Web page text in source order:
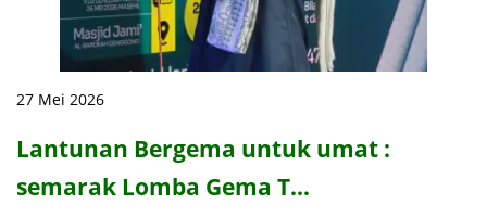
27 Mei 2026
Lantunan Bergema untuk umat :
semarak Lomba Gema T…